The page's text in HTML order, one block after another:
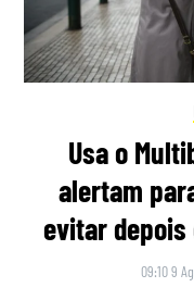
Usa o
alertam
evitar depois
09:10 9